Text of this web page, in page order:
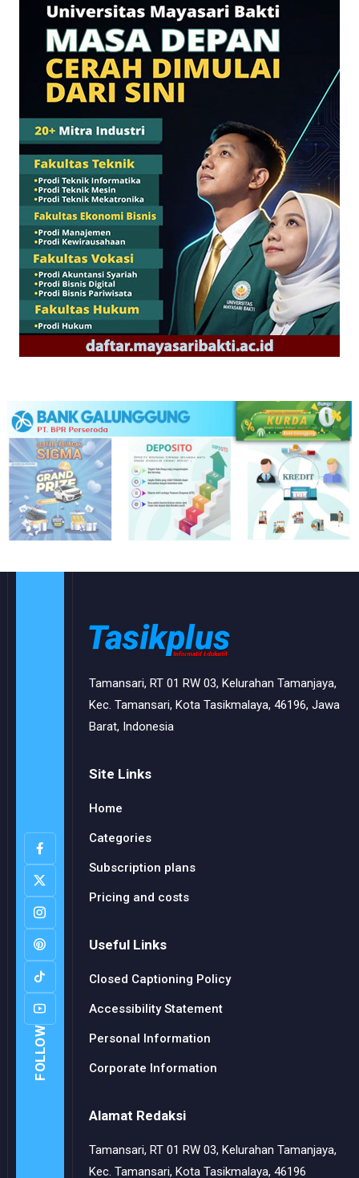
FOLLOW
Tamansari, RT 01 RW 03, Kelurahan Tamanjaya,
Kec. Tamansari, Kota Tasikmalaya, 46196, Jawa
Barat, Indonesia
Site Links
Home
Categories
Subscription plans
Pricing and costs
Useful Links
Closed Captioning Policy
Accessibility Statement
Personal Information
Corporate Information
Alamat Redaksi
Tamansari, RT 01 RW 03, Kelurahan Tamanjaya,
Kec. Tamansari, Kota Tasikmalaya, 46196